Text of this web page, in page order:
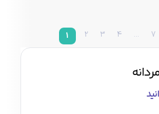
1 2 3 4 … 7